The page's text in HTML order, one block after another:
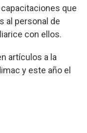
que
al personal de
con ellos.
artículos a la
y este año el